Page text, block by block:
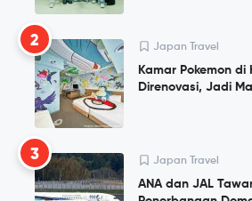
2 Japan Travel
Kamar Pokemon di
Direnovasi, Jadi
3 Japan Travel
ANA dan JAL